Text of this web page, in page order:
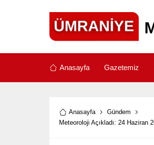
Anasayfa Gazetemiz
Anasayfa
Gündem
Meteoroloji Açıkladı: 24 Haziran